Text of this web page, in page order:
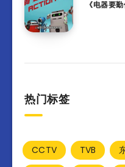
《电器要
热门标签
CCTV TVB